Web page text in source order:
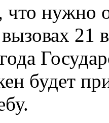
что нужно
21
будет